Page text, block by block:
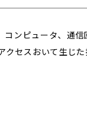
ンピュータ、通信
クセスおいて生じ